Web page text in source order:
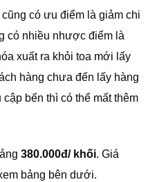
có ưu điểm là giảm chi
có nhiều nhược điểm là
xuất ra khỏi toa mới lấy
hàng chưa đến lấy hàng
bến thì có thể mất thêm
380.000đ/ khối. Giá
bảng bên dưới.